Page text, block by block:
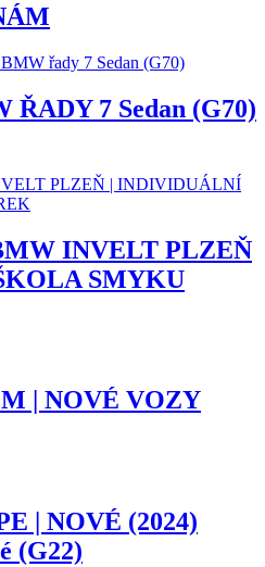
ŘADY 7 Sedan (G70)
INVELT PLZEŇ
SMYKU
| NOVÉ VOZY
| NOVÉ (2024)
(G22)